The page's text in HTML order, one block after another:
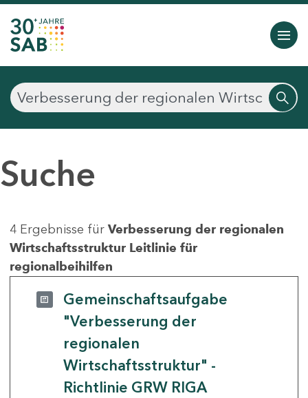
Suche
4 Ergebnisse für Verbesserung der regionalen
Wirtschaftsstruktur Leitlinie für
regionalbeihilfen
Gemeinschaftsaufgabe
"Verbesserung der
regionalen
Wirtschaftsstruktur" -
Richtlinie GRW RIGA